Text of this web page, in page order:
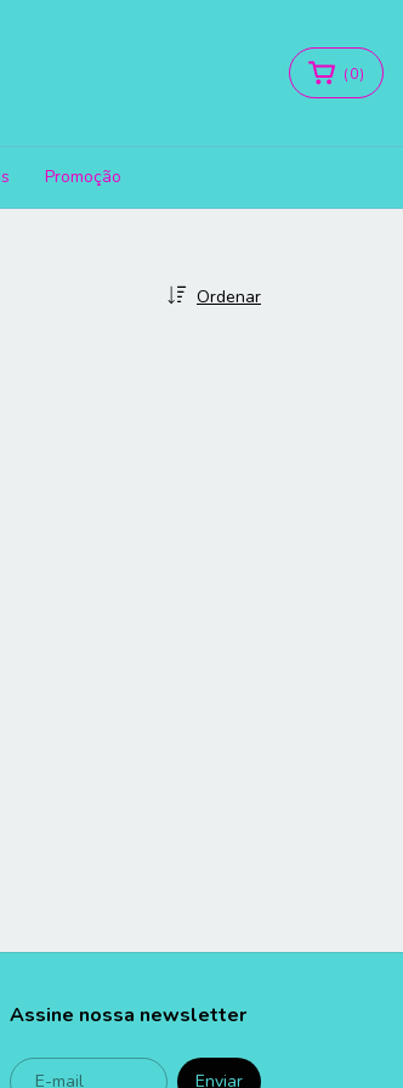
(0)
Promoção
Ordenar
Assine nossa newsletter